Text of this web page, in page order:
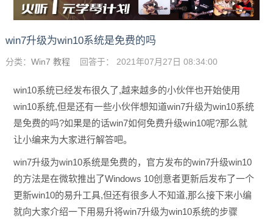
win7升级为win10系统是免费的吗
分类： Win7 教程 回答于： 2021年07月27日 08:34:00
win10系统已经发布很久了,越来越多的小伙伴也开始使用
win10系统,但是还有一些小伙伴想知道win7升级为win10系统
是免费的吗?如果是的话win7如何免费升级win10呢?那么就
让小编来为大家进行解答吧。
win7升级为win10系统是免费的，官方发布的win7升级win10
的方法是在微软推出了Windows 10创意者更新后发布了一个
更新win10的易升工具,但还有很多人不知道,那么接下来小编
就向大家介绍一下用易升将win7升级为win10系统的步骤